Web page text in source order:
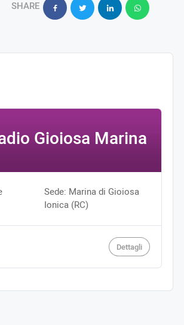
SHARE
Gioiosa Marina
Sede: Marina di Gioiosa
Ionica (RC)
Dettagli